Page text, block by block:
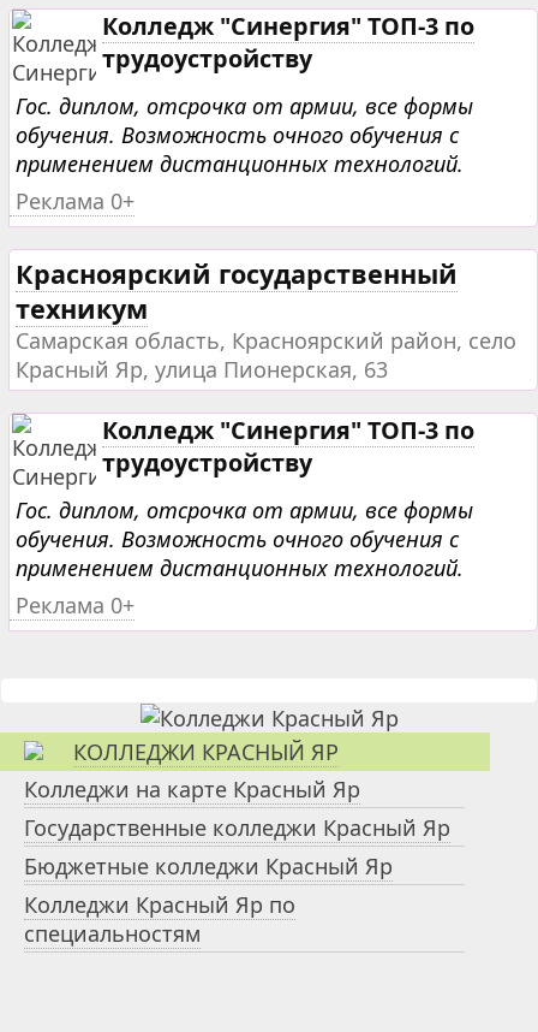
Колледж "Синергия" ТОП-3 по
трудоустройству
Гос. диплом, отсрочка от армии, все формы
обучения. Возможность очного обучения с
применением дистанционных технологий.
Реклама 0+
Красноярский государственный
техникум
Самарская область, Красноярский район, село
Красный Яр, улица Пионерская, 63
Колледж "Синергия" ТОП-3 по
трудоустройству
Гос. диплом, отсрочка от армии, все формы
обучения. Возможность очного обучения с
применением дистанционных технологий.
Реклама 0+
КОЛЛЕДЖИ КРАСНЫЙ ЯР
Колледжи на карте Красный Яр
Государственные колледжи Красный Яр
Бюджетные колледжи Красный Яр
Колледжи Красный Яр по
специальностям